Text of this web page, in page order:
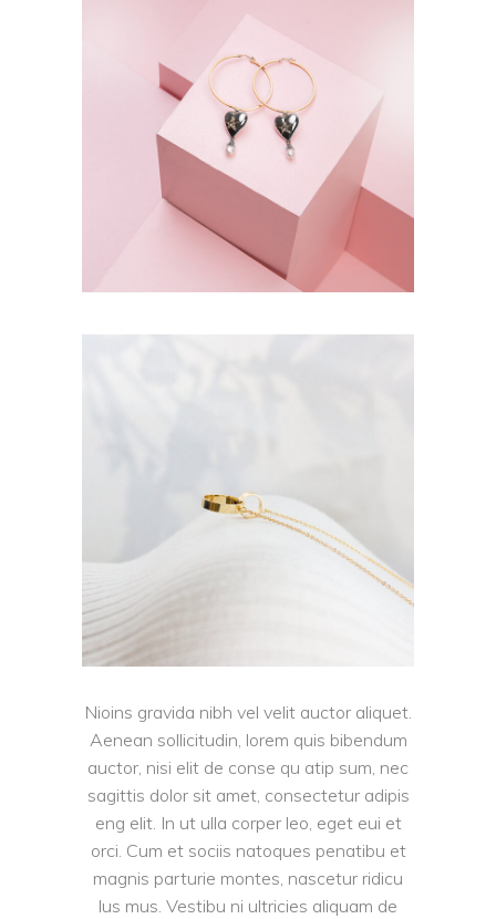
Nioins gravida nibh vel velit auctor aliquet.
Aenean sollicitudin, lorem quis bibendum
auctor, nisi elit de conse qu atip sum, nec
sagittis dolor sit amet, consectetur adipis
eng elit. In ut ulla corper leo, eget eui et
orci. Cum et sociis natoques penatibu et
magnis parturie montes, nascetur ridicu
lus mus. Vestibu ni ultricies aliquam de